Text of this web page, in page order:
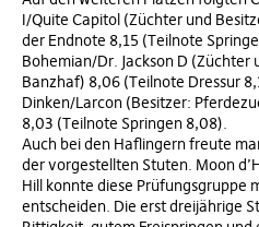
I/Quite Capitol (Züchter und
der Endnote 8,15 (Teilnote
Bohemian/Dr. Jackson D (Züchter
Banzhaf) 8,06 (Teilnote Dressur
Dinken/Larcon (Besitzer:
8,03 (Teilnote Springen 8,08).
Auch bei den Haflingern freute
der vorgestellten Stuten. Moon
Hill konnte diese Prüfungsgruppe
entscheiden. Die erst dreijährige